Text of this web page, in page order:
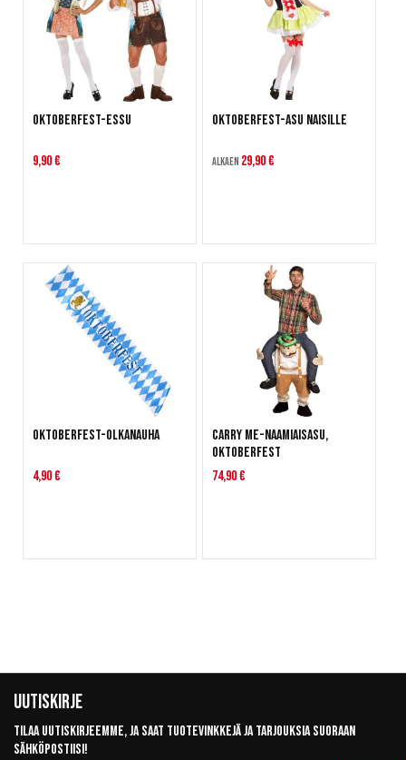
Oktoberfest-essu
9,90 €
Oktoberfest-asu naisille
Alkaen 29,90 €
Oktoberfest-olkanauha
4,90 €
Carry me-naamiaisasu,
Oktoberfest
74,90 €
Uutiskirje
Tilaa uutiskirjeemme, ja saat tuotevinkkejä ja tarjouksia suoraan
sähköpostiisi!